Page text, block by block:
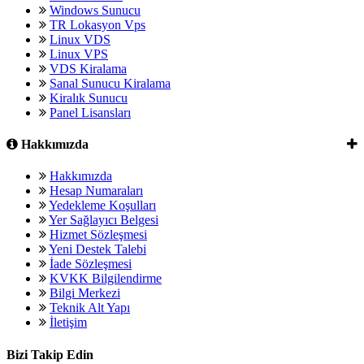
Windows Sunucu
TR Lokasyon Vps
Linux VDS
Linux VPS
VDS Kiralama
Sanal Sunucu Kiralama
Kiralık Sunucu
Panel Lisansları
Hakkımızda
Hakkımızda
Hesap Numaraları
Yedekleme Koşulları
Yer Sağlayıcı Belgesi
Hizmet Sözleşmesi
Yeni Destek Talebi
İade Sözleşmesi
KVKK Bilgilendirme
Bilgi Merkezi
Teknik Alt Yapı
İletişim
Bizi Takip Edin